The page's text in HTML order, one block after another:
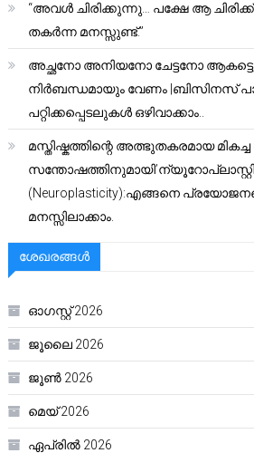
“അവൾ ചിരിക്കുന്നു… പക്ഷേ ആ
തകർന്ന മനസ്സുണ്ട്.”
അച്ഛനോ അനിയനോ ചേട്ടനോ
നിർബന്ധമായും വേണം |ബിസിനസ്
പറ്റിക്കപ്പെടലുകൾ ഒഴിവാക്കാം..
മസ്തിഷ്കത്തിന്റെ അത്ഭുതകരമായ
(Neuroplasticity):എങ്ങനെ
മനസ്സിലാക്കാം.
ശേഖരങ്ങൾ
ഓഗസ്റ്റ്‌ 2026
ജൂലൈ 2026
ജൂൺ 2026
മെയ്‌ 2026
ഏപ്രിൽ 2026